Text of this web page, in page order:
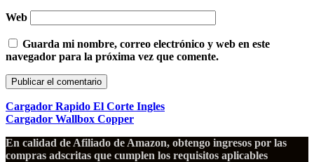
Web
Guarda mi nombre, correo electrónico y web en este
navegador para la próxima vez que comente.
Cargador Rapido El Corte Ingles
Cargador Wallbox Copper
En calidad de Afiliado de Amazon, obtengo ingresos por las
compras adscritas que cumplen los requisitos aplicables